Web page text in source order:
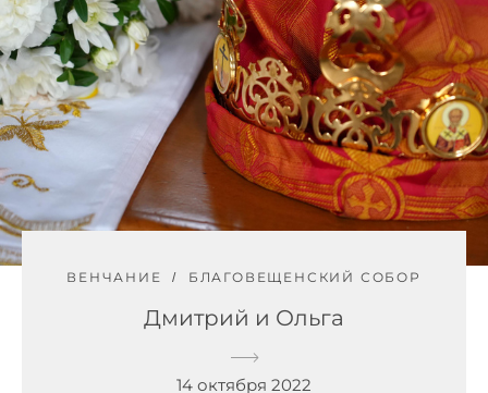
ВЕНЧАНИЕ БЛАГОВЕЩЕНСКИЙ СОБОР
Дмитрий и Ольга
14 октября 2022